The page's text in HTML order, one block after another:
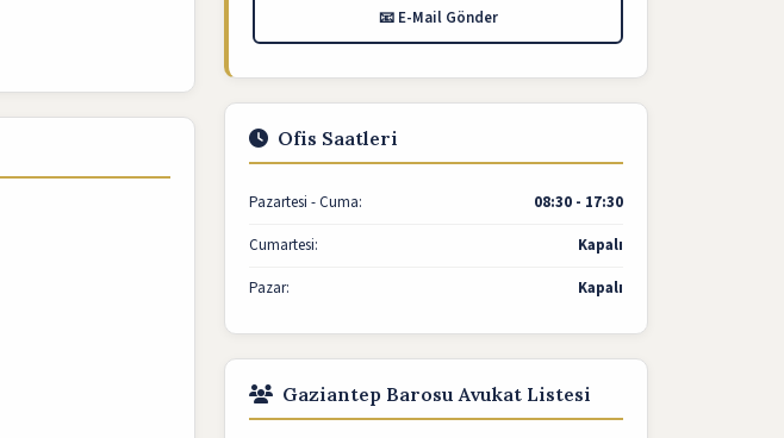
📧 E-Mail Gönder
Ofis Saatleri
Pazartesi - Cuma:
08:30 - 17:30
Cumartesi:
Kapalı
Pazar:
Kapalı
Gaziantep Barosu Avukat Listesi